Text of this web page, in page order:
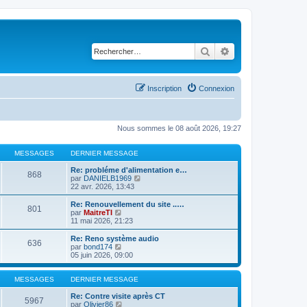
Rechercher
Connexion
Inscription
Nous sommes le 08 août 2026, 19:27
MESSAGES DERNIER MESSAGE
868
Re: probléme d'alimentation e…
par DANIELB1969
n
s
r
d
n
i
22 avr. 2026, 13:43
801
Re: Renouvellement du site ..…
par MaitreTI
o
n
s
l
e
r
l
e
11 mai 2026, 21:23
636
Re: Reno système audio
par bond174
o
n
s
u
l
t
05 juin 2026, 09:00
MESSAGES DERNIER MESSAGE
5967
Re: Contre visite après CT
par Olivier86